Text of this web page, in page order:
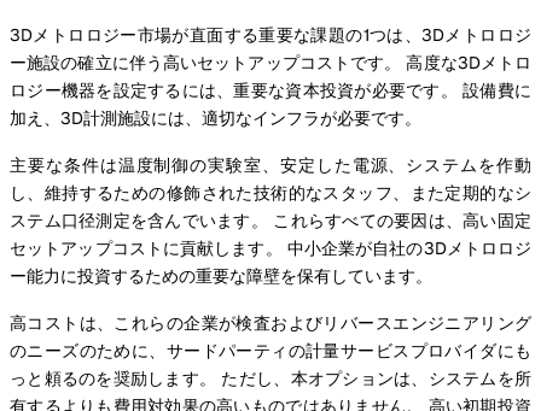
3Dメトロロジー市場が直面する重要な課題の1つは、3Dメトロロジ
ー施設の確立に伴う高いセットアップコストです。 高度な3Dメトロ
ロジー機器を設定するには、重要な資本投資が必要です。 設備費に
加え、3D計測施設には、適切なインフラが必要です。
主要な条件は温度制御の実験室、安定した電源、システムを作動
し、維持するための修飾された技術的なスタッフ、また定期的なシ
ステム口径測定を含んでいます。 これらすべての要因は、高い固定
セットアップコストに貢献します。 中小企業が自社の3Dメトロロジ
ー能力に投資するための重要な障壁を保有しています。
高コストは、これらの企業が検査およびリバースエンジニアリング
のニーズのために、サードパーティの計量サービスプロバイダにも
っと頼るのを奨励します。 ただし、本オプションは、システムを所
有するよりも費用対効果の高いものではありません。 高い初期投資